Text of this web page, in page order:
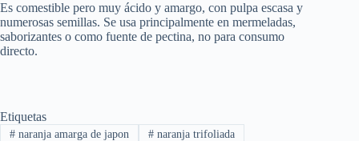
Es comestible pero muy ácido y amargo, con pulpa escasa y
numerosas semillas. Se usa principalmente en mermeladas,
saborizantes o como fuente de pectina, no para consumo
directo.
Etiquetas
#naranja amarga de japon #naranja trifoliada